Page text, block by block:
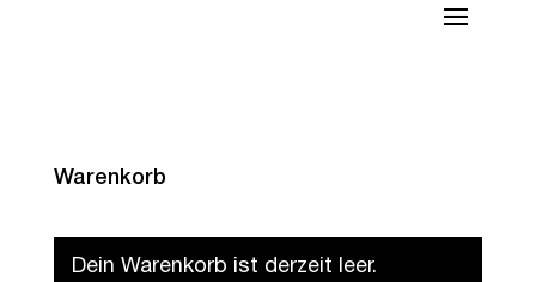
Warenkorb
Dein Warenkorb ist derzeit leer.